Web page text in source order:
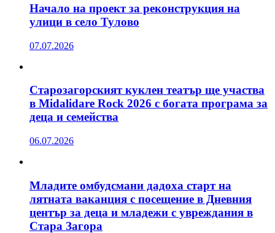
Начало на проект за реконструкция на
улици в село Тулово
07.07.2026
Старозагорският куклен театър ще участва
в Midalidare Rock 2026 с богата програма за
деца и семейства
06.07.2026
Младите омбудсмани дадоха старт на
лятната ваканция с посещение в Дневния
център за деца и младежи с увреждания в
Стара Загора